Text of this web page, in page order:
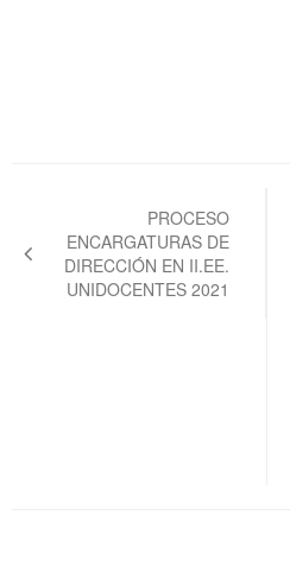
entradas
PROCESO
ENCARGATURAS DE
DIRECCIÓN EN II.EE.
UNIDOCENTES 2021